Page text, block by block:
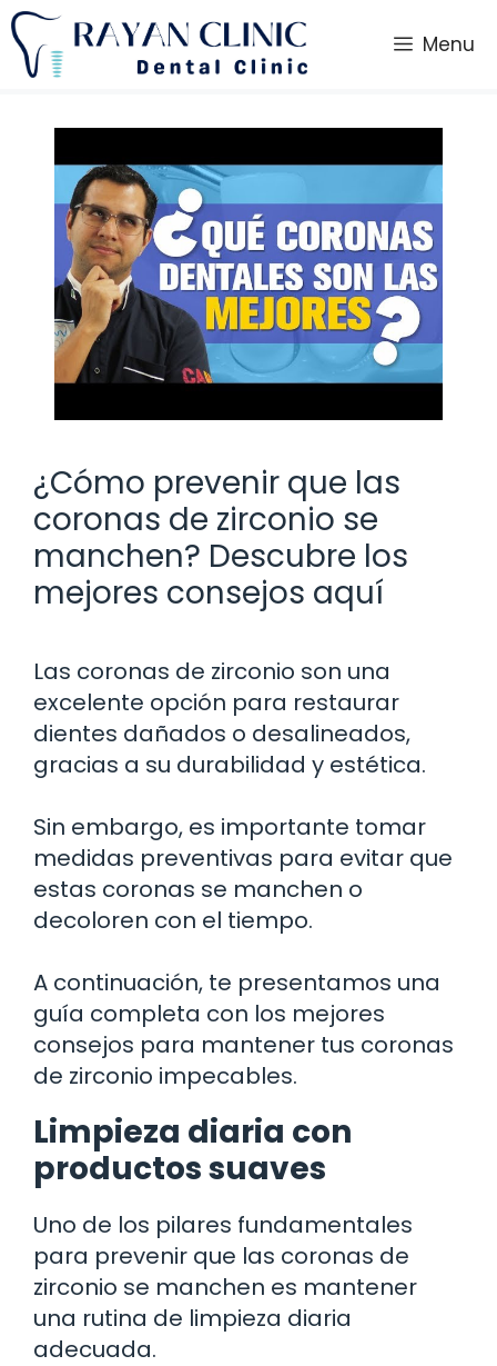
Saltar
al
contenido
Menu
¿Cómo prevenir que las
coronas de zirconio se
manchen? Descubre los
mejores consejos aquí
Las coronas de zirconio son una
excelente opción para restaurar
dientes dañados o desalineados,
gracias a su durabilidad y estética.
Sin embargo, es importante tomar
medidas preventivas para evitar que
estas coronas se manchen o
decoloren con el tiempo.
A continuación, te presentamos una
guía completa con los mejores
consejos para mantener tus coronas
de zirconio impecables.
Limpieza diaria con
productos suaves
Uno de los pilares fundamentales
para prevenir que las coronas de
zirconio se manchen es mantener
una rutina de limpieza diaria
adecuada.